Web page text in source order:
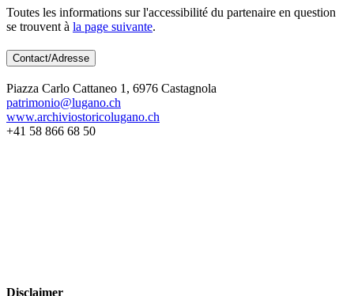
Toutes les informations sur l'accessibilité du partenaire en question
se trouvent à la page suivante.
Contact/Adresse
Piazza Carlo Cattaneo 1, 6976 Castagnola
patrimonio@lugano.ch
www.archiviostoricolugano.ch
+41 58 866 68 50
Disclaimer